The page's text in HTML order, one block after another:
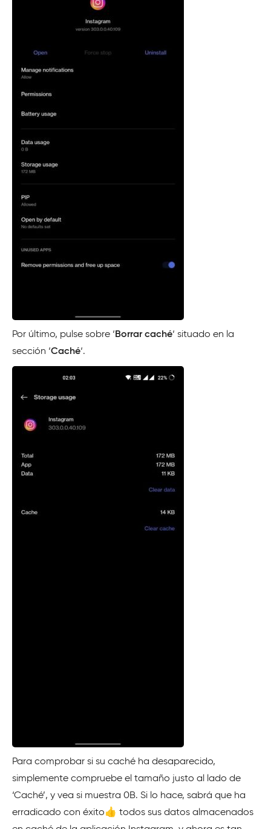
Por último, pulse sobre ‘ Borrar caché‘ situado en la
sección ‘Caché‘.
Para comprobar si su caché ha desaparecido,
simplemente compruebe el tamaño justo al lado de
‘Caché’, y vea si muestra 0B. Si lo hace, sabrá que ha
erradicado con éxito👍 todos sus datos almacenados